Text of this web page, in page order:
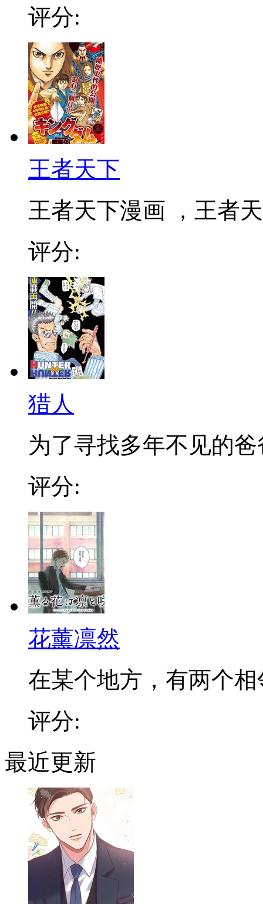
评分:
王者天下
王者天下漫画 ，王者
评分:
猎人
为了寻找多年不见的爸
评分:
花薰凛然
在某个地方，有两个相
评分:
最近更新